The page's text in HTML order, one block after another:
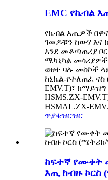
EMC የኬብል
የኬብል እጢዎች
ገመዶቹን ከውሃ እና
እንደ መቆጣጠሪያ
ሜካኒካል
ወዘተ ባሉ መስኮች
ከኒኬል-የተለጠፈ ናስ
EMV.T)፣
HSMS.ZX-
HSMAL.ZX-
ጥያቄዝርዝር
ከፍተኛ የሙቀት
እጢ ከብዙ ኮርስ